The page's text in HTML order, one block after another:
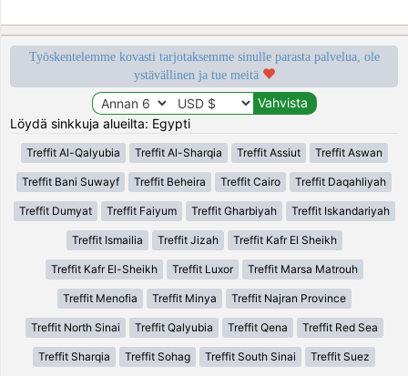
Työskentelemme kovasti tarjotaksemme sinulle parasta palvelua, ole
ystävällinen ja tue meitä
Löydä sinkkuja alueilta: Egypti
Treffit Al-Qalyubia Treffit Al-Sharqia Treffit Assiut Treffit Aswan
Treffit Bani Suwayf Treffit Beheira Treffit Cairo Treffit Daqahliyah
Treffit Dumyat Treffit Faiyum Treffit Gharbiyah Treffit Iskandariyah
Treffit Ismailia Treffit Jizah Treffit Kafr El Sheikh
Treffit Kafr El-Sheikh Treffit Luxor Treffit Marsa Matrouh
Treffit Menofia Treffit Minya Treffit Najran Province
Treffit North Sinai Treffit Qalyubia Treffit Qena Treffit Red Sea
Treffit Sharqia Treffit Sohag Treffit South Sinai Treffit Suez